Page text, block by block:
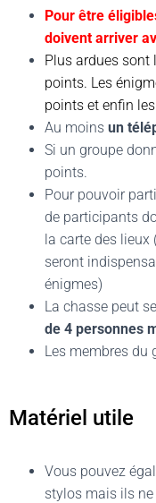
Pour être
doivent arriver
Plus ardues sont
points. Les
points et enfin
Au moins un
Si un groupe
points.
Pour pouvoir
de participants
la carte des
seront
énigmes)
La chasse peut
de 4 personnes
Les membres du
Matériel utile
Vous pouvez
stylos mais ils